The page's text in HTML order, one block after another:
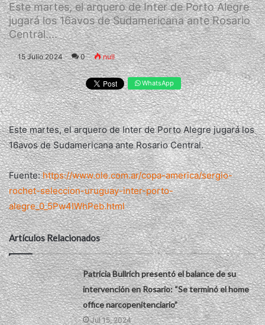
Este martes, el arquero de Inter de Porto Alegre
jugará los 16avos de Sudamericana ante Rosario
Central....
15 Julio 2024 0 null
WhatsApp
Este martes, el arquero de Inter de Porto Alegre jugará los
16avos de Sudamericana ante Rosario Central.
Fuente:https://www.ole.com.ar/copa-america/sergio-
rochet-seleccion-uruguay-inter-porto-
alegre_0_5Pw4IWhPeb.html
Artículos Relacionados
Patricia Bullrich presentó el balance de su
intervención en Rosario: “Se terminó el home
office narcopenitenciario”
Jul 15, 2024